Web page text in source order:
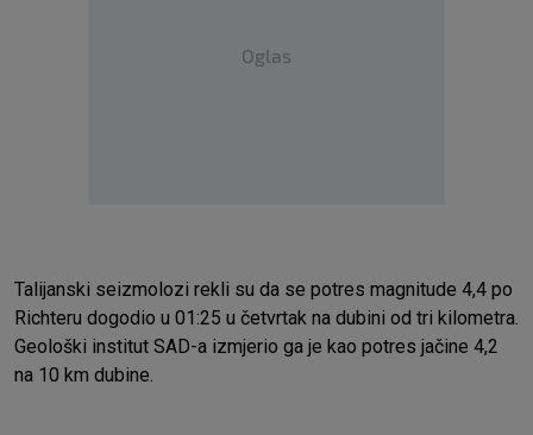
Oglas
Talijanski seizmolozi rekli su da se potres magnitude 4,4 po
Richteru dogodio u 01:25 u četvrtak na dubini od tri kilometra.
Geološki institut SAD-a izmjerio ga je kao potres jačine 4,2
na 10 km dubine.